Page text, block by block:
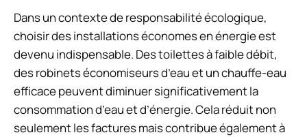
Dans un contexte de responsabilité écologique,
choisir des installations économes en énergie est
devenu indispensable. Des toilettes à faible débit,
des robinets économiseurs d’eau et un chauffe-eau
efficace peuvent diminuer significativement la
consommation d’eau et d’énergie. Cela réduit non
seulement les factures mais contribue également à